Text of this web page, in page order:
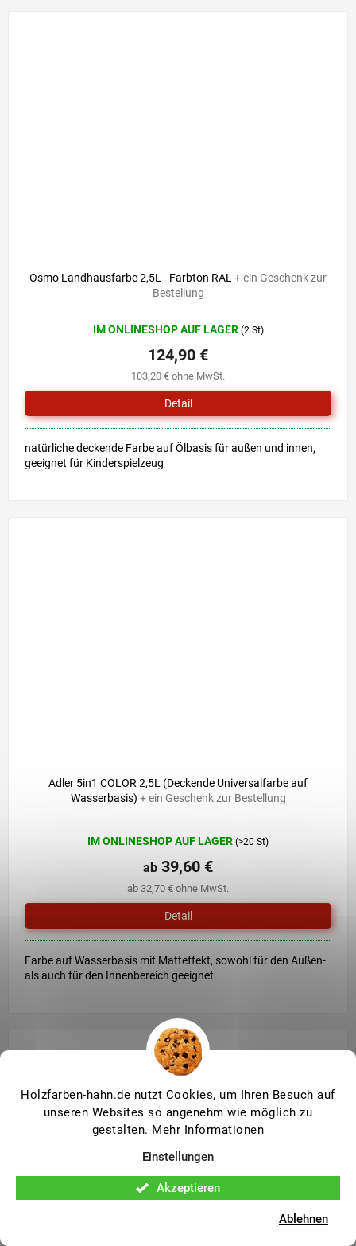
Holzfarben-hahn.de nutzt Cookies, um Ihren Besuch auf
unseren Websites so angenehm wie möglich zu
gestalten. Mehr Informationen
Einstellungen
Ablehnen
Akzeptieren
Osmo Landhausfarbe 2,5L - Farbton RAL + ein Geschenk zur
Bestellung
IM ONLINESHOP AUF LAGER (2 St)
103,20 € ohne MwSt.
124,90 €
Detail
natürliche deckende Farbe auf Ölbasis für außen und innen,
geeignet für Kinderspielzeug
Adler 5in1 COLOR 2,5L (Deckende Universalfarbe auf
Wasserbasis) + ein Geschenk zur Bestellung
durchschnittliche
Produktbewertung
ist
5,0
von
5
Sternen.
IM ONLINESHOP AUF LAGER (>20 St)
ab 32,70 € ohne MwSt.
ab 39,60 €
Detail
Farbe auf Wasserbasis mit Matteffekt, sowohl für den Außen-
als auch für den Innenbereich geeignet